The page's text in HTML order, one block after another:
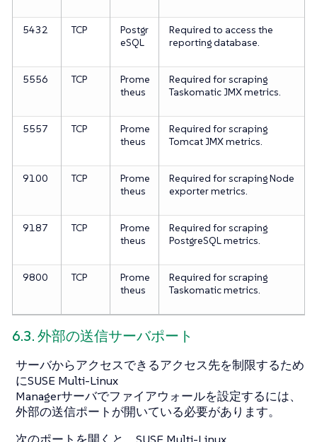
5432 TCP
Postgr
eSQL
Required to access the
reporting database.
5556 TCP
Prome
theus
Required for scraping
Taskomatic JMX metrics.
5557 TCP
Prome
theus
Required for scraping
Tomcat JMX metrics.
9100 TCP
Prome
theus
Required for scraping Node
exporter metrics.
9187 TCP
Prome
theus
Required for scraping
PostgreSQL metrics.
9800 TCP
Prome
theus
Required for scraping
Taskomatic metrics.
6.3. 外部の送信サーバポート
サーバからアクセスできるアクセス先を制限するため
にSUSE Multi-Linux
Managerサーバでファイアウォールを設定するには、
外部の送信ポートが開いている必要があります。